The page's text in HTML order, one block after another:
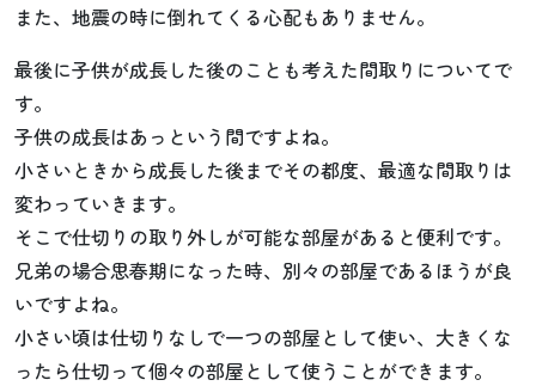
また、地震の時に倒れてくる心配もありません。
最後に子供が成長した後のことも考えた間取りについてで
す。
子供の成長はあっという間ですよね。
小さいときから成長した後までその都度、最適な間取りは
変わっていきます。
そこで仕切りの取り外しが可能な部屋があると便利です。
兄弟の場合思春期になった時、別々の部屋であるほうが良
いですよね。
小さい頃は仕切りなしで一つの部屋として使い、大きくな
ったら仕切って個々の部屋として使うことができます。